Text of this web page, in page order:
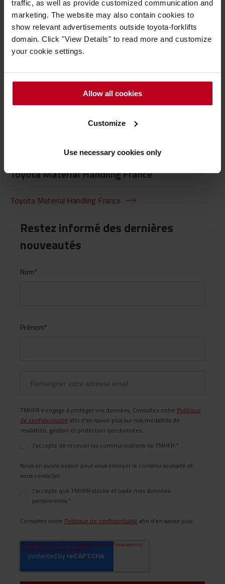
traffic, as well as provide customized communication and
marketing. The website may also contain cookies to
show relevant advertisements outside toyota-forklifts
domain. Click "View Details" to read more and customize
your cookie settings.
Allow all cookies
Customize
Use necessary cookies only
> En savoir plus sur les chariots tracteurs
> Comparer les chariots tracteurs sur notre boutique en
ligne
Toyota Material Handling France
Toyota Material Handling France
Restez informé des dernières
nouveautés
Nom*
Prénom*
TMHFR s'engage à protéger vos données. Consultez notre Politique
de confidentialité afin d'en savoir plus sur nos modalités de
résiliation, gestion et protection des données.
J'accepte de recevoir les communications de TMHFR.*
Nous en avons besoin pour vous envoyer le contenu souhaité et
vous contacter.
J'accepte que TMHFR stocke et traite mes données
personnelles.*
Consultez notre Politique de confidentialité afin d'en savoir plus.